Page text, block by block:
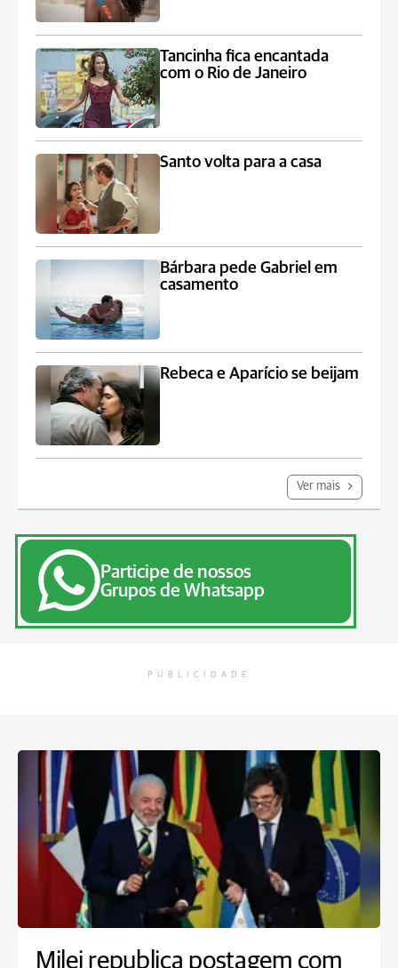
Tancinha fica encantada
com o Rio de Janeiro
Santo volta para a casa
Bárbara pede Gabriel em
casamento
Rebeca e Aparício se beijam
Ver mais
Participe de nossos
Grupos de Whatsapp
PUBLICIDADE
Milei republica postagem com